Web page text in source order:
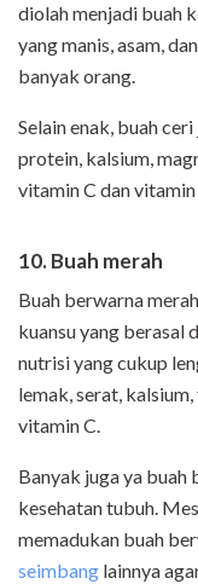
diolah menjadi buah
yang manis, asam,
banyak orang.
Selain enak, buah
protein, kalsium,
vitamin C dan
10.Buah merah
Buah berwarna
kuansu yang berasal
nutrisi yang cukup
lemak, serat,
vitamin C.
Banyak juga ya buah
kesehatan tubuh.
memadukan buah
seimbang lainnya